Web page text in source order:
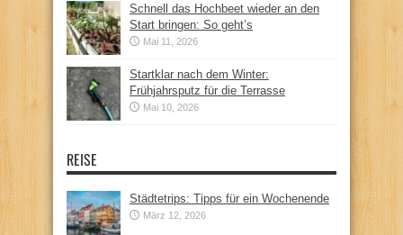
Schnell das Hochbeet wieder an den
Start bringen: So geht’s
Mai 11, 2026
Startklar nach dem Winter:
Frühjahrsputz für die Terrasse
Mai 10, 2026
REISE
Städtetrips: Tipps für ein Wochenende
März 12, 2026